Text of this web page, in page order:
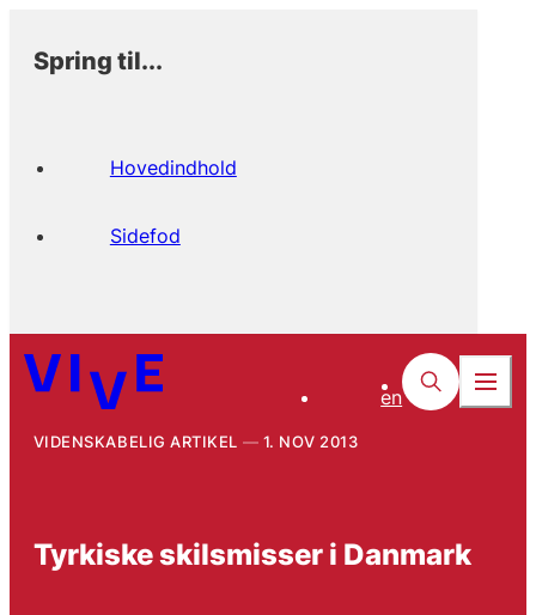
Spring til...
Hovedindhold
Sidefod
en
VIDENSKABELIG ARTIKEL 1. NOV 2013
Tyrkiske skilsmisser i Danmark